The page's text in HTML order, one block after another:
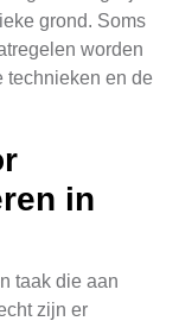
grond. Soms
worden
technieken en de
in
taak die aan
zijn er